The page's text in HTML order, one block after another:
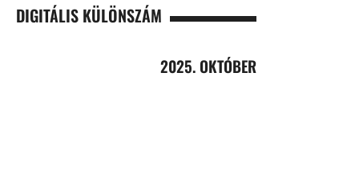
DIGITÁLIS KÜLÖNSZÁM
2025. OKTÓBER